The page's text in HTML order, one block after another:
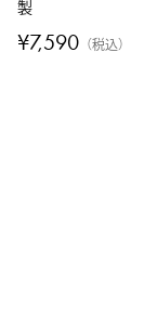
製
¥7,590 税込